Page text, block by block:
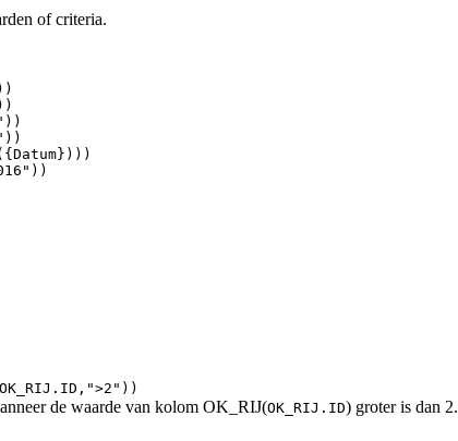
of criteria.
)
)
) )
) )
{Datum} ) ) )
) )
de waarde van kolom OK_RIJ(OK_RIJ.ID) groter is dan 2.